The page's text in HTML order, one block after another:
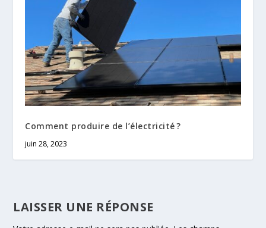
Comment produire de l’électricité ?
juin 28, 2023
LAISSER UNE RÉPONSE